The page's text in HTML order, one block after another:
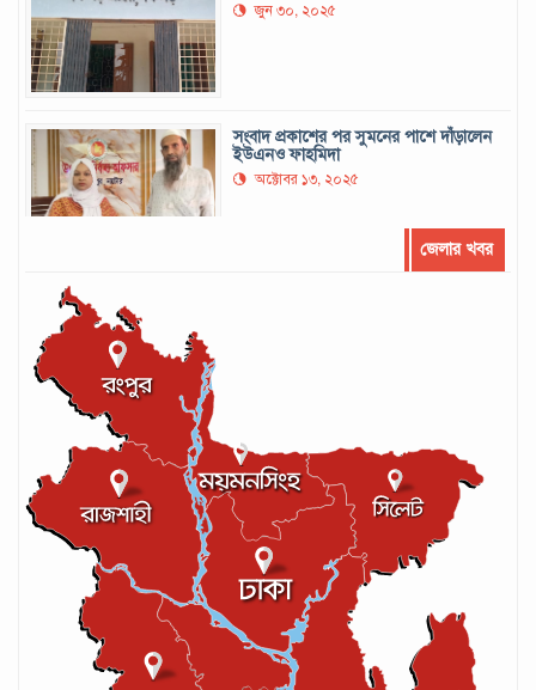
জুন ৩০, ২০২৫
সংবাদ প্রকাশের পর সুমনের পাশে দাঁড়ালেন
ইউএনও ফাহমিদা
অক্টোবর ১৩, ২০২৫
লঙ্কান কোচকে ২০ বছরের জন্য নিষিদ্ধ ঘোষণা
সেপ্টেম্বর ২০, ২০২৪
আইসিসির লেভেল-৩ কোচের স্বীকৃতি পেলেন
আশরাফুল
সেপ্টেম্বর ১৭, ২০২৪
জেলার খবর